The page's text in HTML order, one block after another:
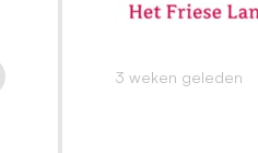
3 weken geleden